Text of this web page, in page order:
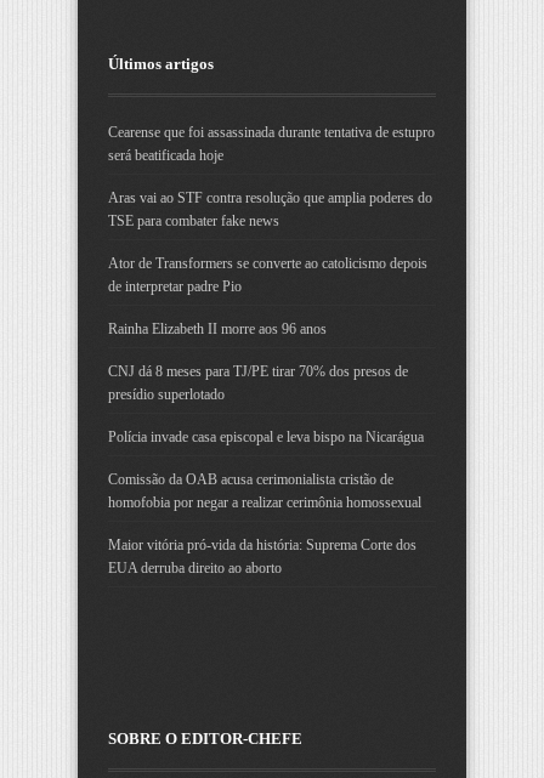
Últimos artigos
Cearense que foi assassinada durante tentativa de estupro
será beatificada hoje
Aras vai ao STF contra resolução que amplia poderes do
TSE para combater fake news
Ator de Transformers se converte ao catolicismo depois
de interpretar padre Pio
Rainha Elizabeth II morre aos 96 anos
CNJ dá 8 meses para TJ/PE tirar 70% dos presos de
presídio superlotado
Polícia invade casa episcopal e leva bispo na Nicarágua
Comissão da OAB acusa cerimonialista cristão de
homofobia por negar a realizar cerimônia homossexual
Maior vitória pró-vida da história: Suprema Corte dos
EUA derruba direito ao aborto
SOBRE O EDITOR-CHEFE